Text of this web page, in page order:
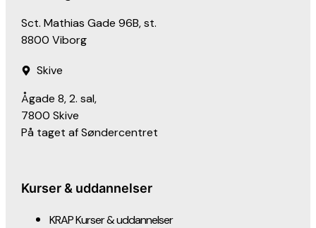
Sct. Mathias Gade 96B, st.
8800 Viborg
Skive
Ågade 8, 2. sal,
7800 Skive
På taget af Søndercentret
Kurser & uddannelser
KRAP Kurser & uddannelser